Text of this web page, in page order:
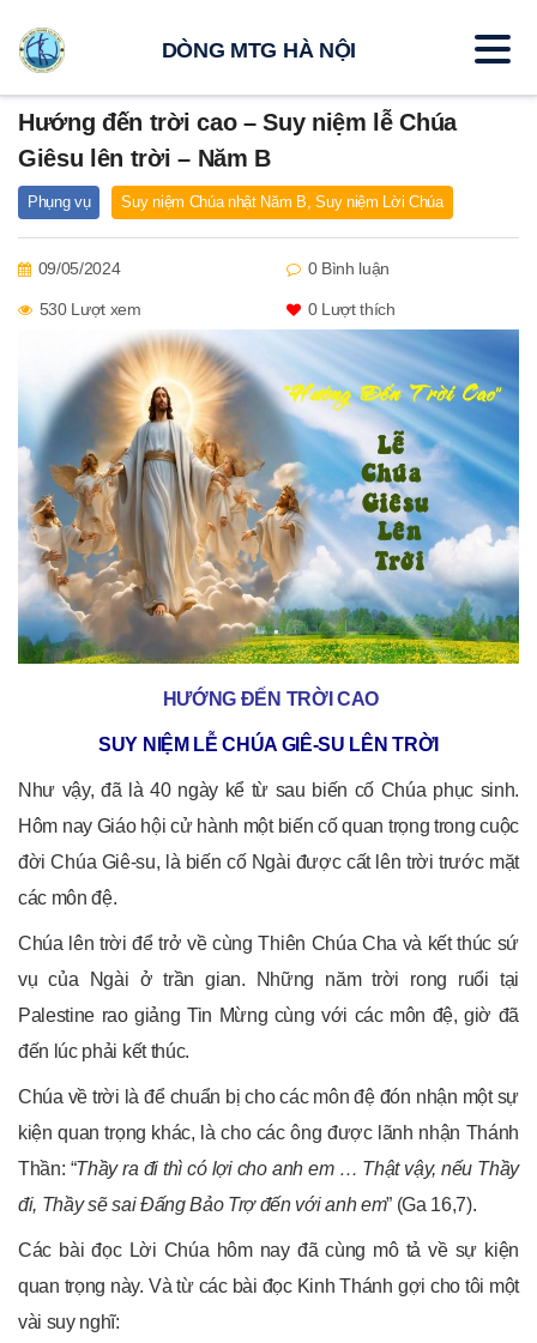
Hướng đến trời cao – Suy niệm lễ Chúa
Giêsu lên trời – Năm B
Phụng vụ Suy niệm Chúa nhật Năm B,Suy niệm Lời Chúa
09/05/2024 0 Bình luận
530 Lượt xem 0Lượt thích
HƯỚNG ĐẾN TRỜI CAO
SUY NIỆM LỄ CHÚA GIÊ-SU LÊN TRỜI
Như vậy, đã là 40 ngày kể từ sau biến cố Chúa phục sinh.
Hôm nay Giáo hội cử hành một biến cố quan trọng trong cuộc
đời Chúa Giê-su, là biến cố Ngài được cất lên trời trước mặt
các môn đệ.
Chúa lên trời để trở về cùng Thiên Chúa Cha và kết thúc sứ
vụ của Ngài ở trần gian. Những năm trời rong ruổi tại
Palestine rao giảng Tin Mừng cùng với các môn đệ, giờ đã
đến lúc phải kết thúc.
Chúa về trời là để chuẩn bị cho các môn đệ đón nhận một sự
kiện quan trọng khác, là cho các ông được lãnh nhận Thánh
Thần: “Thầy ra đi thì có lợi cho anh em … Thật vậy, nếu Thầy
đi, Thầy sẽ sai Đấng Bảo Trợ đến với anh em” (Ga 16,7).
Các bài đọc Lời Chúa hôm nay đã cùng mô tả về sự kiện
quan trọng này. Và từ các bài đọc Kinh Thánh gợi cho tôi một
vài suy nghĩ:
DÒNG MTG HÀ NỘI